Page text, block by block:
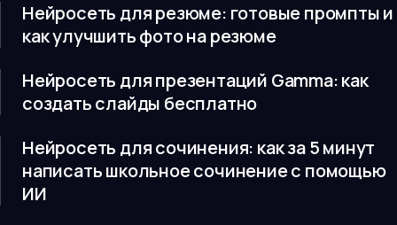
Нейросеть для резюме: готовые промпты и
как улучшить фото на резюме
Нейросеть для презентаций Gamma: как
создать слайды бесплатно
Нейросеть для сочинения: как за 5 минут
написать школьное сочинение с помощью
ИИ